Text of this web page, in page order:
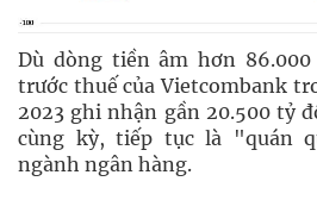
Dù dòng tiền âm hơn
trước thuế của Vietcombank
2023 ghi nhận gần 20.500 tỷ
cùng kỳ, tiếp tục là "quán
ngành ngân hàng.